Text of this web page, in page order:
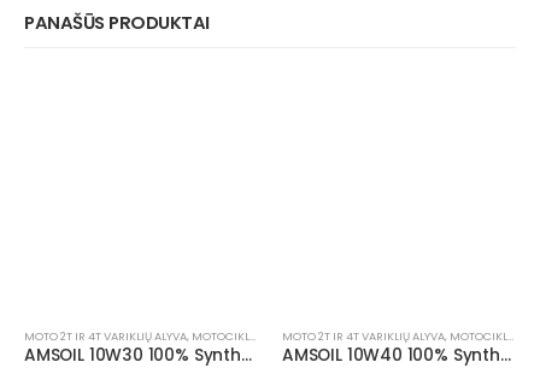
PANAŠŪS PRODUKTAI
MOTO 2T IR 4T VARIKLIŲ ALYVA, MOTOCIKLAI, ATV/UTV
AMSOIL 10W30 100% Synthetic Metric Motorcycle Oil
MOTO 2T IR 4T VARIKLIŲ ALYVA, MOTOCIKLAI, ATV/UTV
AMSOIL 10W40 100% Synthetic Dirt Bike Oil